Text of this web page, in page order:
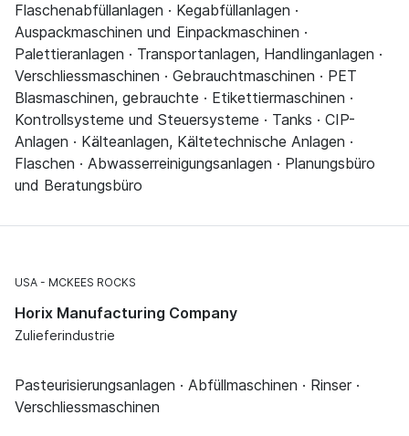
Flaschenabfüllanlagen · Kegabfüllanlagen ·
Auspackmaschinen und Einpackmaschinen ·
Palettieranlagen · Transportanlagen, Handlinganlagen ·
Verschliessmaschinen · Gebrauchtmaschinen · PET
Blasmaschinen, gebrauchte · Etikettiermaschinen ·
Kontrollsysteme und Steuersysteme · Tanks · CIP-
Anlagen · Kälteanlagen, Kältetechnische Anlagen ·
Flaschen · Abwasserreinigungsanlagen · Planungsbüro
und Beratungsbüro
USA MCKEES ROCKS
Horix Manufacturing Company
Zulieferindustrie
Pasteurisierungsanlagen · Abfüllmaschinen · Rinser ·
Verschliessmaschinen